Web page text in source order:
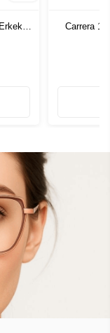
Carrera